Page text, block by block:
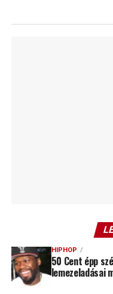
HIPHOP
50 Cent épp
lemezeladásai